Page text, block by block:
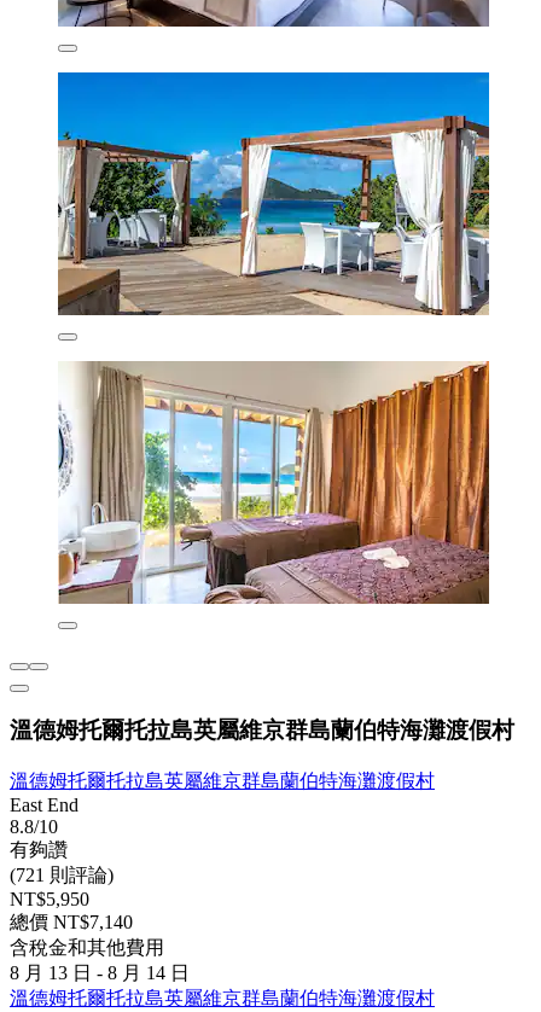
溫德姆托爾托拉島英屬維京群島蘭伯特海灘渡假村
溫德姆托爾托拉島英屬維京群島蘭伯特海灘渡假村
East End
8.8/10
有夠讚
(721 則評論)
NT$5,950
總價 NT$7,140
含稅金和其他費用
8 月 13 日 - 8 月 14 日
溫德姆托爾托拉島英屬維京群島蘭伯特海灘渡假村